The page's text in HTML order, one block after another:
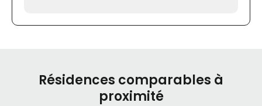
Résidences comparables à
proximité